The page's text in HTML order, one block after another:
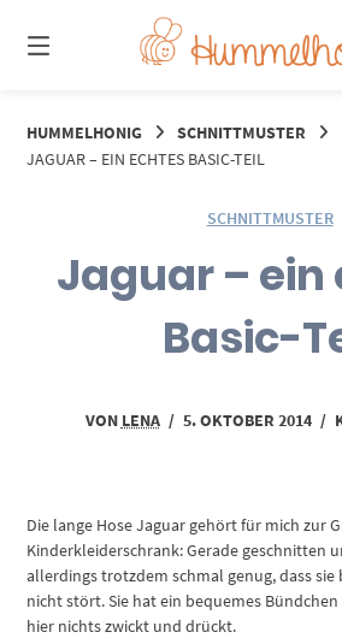
zum
Inhalt
HUMMELHONIG
SCHNITTMUSTER
JAGUAR – EIN ECHTES BASIC-TEIL
SCHNITTMUSTER
Jaguar – ein
Basic-
VON LENA / 5. OKTOBER 2014 /
Die lange Hose Jaguar gehört für mich zur
Kinderkleiderschrank: Gerade geschnitten
allerdings trotzdem schmal genug, dass sie
nicht stört. Sie hat ein bequemes Bündchen
hier nichts zwickt und drückt.